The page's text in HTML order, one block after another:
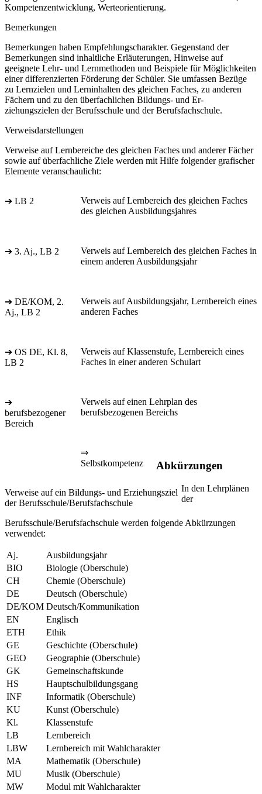
Kompetenzentwicklung, Werteorientierung.
Bemerkungen
Bemerkungen haben Empfehlungscharakter. Gegenstand der
Bemerkungen sind inhaltliche Erläuterungen, Hinweise auf
geeignete Lehr- und Lernmethoden und Beispiele für Möglichkeiten
einer differenzierten Förderung der Schüler. Sie umfassen Bezüge
zu Lernzielen und Lerninhalten des gleichen Faches, zu anderen
Fächern und zu den überfachlichen Bildungs- und Er-
ziehungszielen der Berufsschule und der Berufsfachschule.
Verweisdarstellungen
Verweise auf Lernbereiche des gleichen Faches und anderer Fächer
sowie auf überfachliche Ziele werden mit Hilfe folgender grafischer
Elemente veranschaulicht:
➔ LB 2
Verweis auf Lernbereich des gleichen Faches
des gleichen Ausbildungsjahres
➔ 3. Aj., LB 2
Verweis auf Lernbereich des gleichen Faches in
einem anderen Ausbildungsjahr
➔ DE/KOM, 2.
Aj., LB 2
Verweis auf Ausbildungsjahr, Lernbereich eines
anderen Faches
➔ OS DE, Kl. 8,
LB 2
Verweis auf Klassenstufe, Lernbereich eines
Faches in einer anderen Schulart
➔
berufsbezogener
Bereich
Verweis auf einen Lehrplan des
berufsbezogenen Bereichs
⇒
Selbstkompetenz
Verweise auf ein Bildungs- und Erziehungsziel
der Berufsschule/Berufsfachschule
Abkürzungen
In den Lehrplänen
der
Berufsschule/Berufsfachschule werden folgende Abkürzungen
verwendet:
Aj.
Ausbildungsjahr
BIO
Biologie (Oberschule)
CH
Chemie (Oberschule)
DE
Deutsch (Oberschule)
DE/KOM Deutsch/Kommunikation
EN
Englisch
ETH
Ethik
GE
Geschichte (Oberschule)
GEO
Geographie (Oberschule)
GK
Gemeinschaftskunde
HS
Hauptschulbildungsgang
INF
Informatik (Oberschule)
KU
Kunst (Oberschule)
Kl.
Klassenstufe
LB
Lernbereich
LBW
Lernbereich mit Wahlcharakter
MA
Mathematik (Oberschule)
MU
Musik (Oberschule)
MW
Modul mit Wahlcharakter